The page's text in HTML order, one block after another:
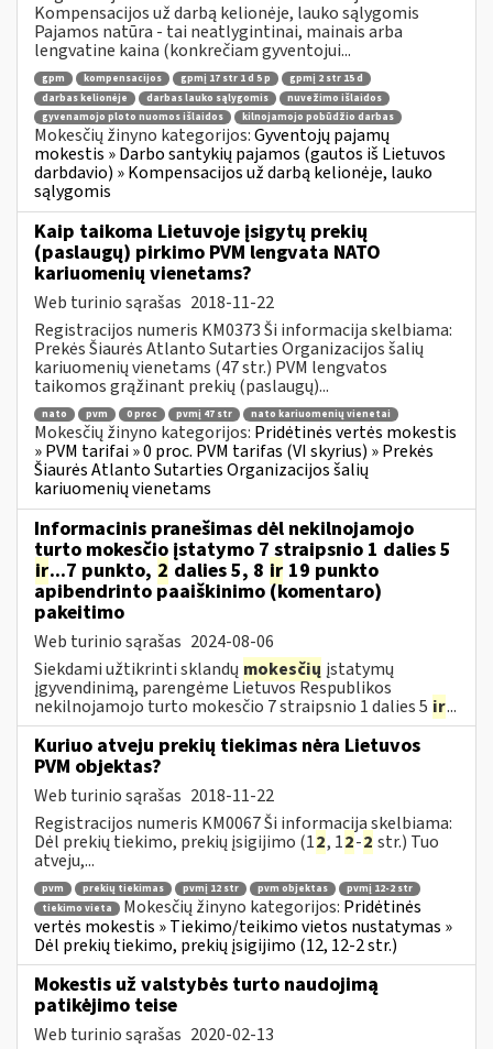
Kompensacijos už darbą kelionėje, lauko sąlygomis
Pajamos natūra - tai neatlygintinai, mainais arba
lengvatine kaina (konkrečiam gyventojui...
gpm kompensacijos gpmį 17 str 1 d 5 p
gpmį 2 str 15 d
darbas kelionėje
darbas lauko sąlygomis
nuvežimo išlaidos
gyvenamojo ploto nuomos išlaidos
kilnojamojo pobūdžio darbas
Mokesčių žinyno kategorijos:Gyventojų pajamų
mokestis » Darbo santykių pajamos (gautos iš Lietuvos
darbdavio) » Kompensacijos už darbą kelionėje, lauko
sąlygomis
Kaip taikoma Lietuvoje įsigytų prekių
(paslaugų) pirkimo PVM lengvata NATO
kariuomenių vienetams?
Web turinio sąrašas 2018-11-22
Registracijos numeris KM0373 Ši informacija skelbiama:
Prekės Šiaurės Atlanto Sutarties Organizacijos šalių
kariuomenių vienetams (47 str.) PVM lengvatos
taikomos grąžinant prekių (paslaugų)...
nato pvm 0 proc pvmį 47 str nato kariuomenių vienetai
Mokesčių žinyno kategorijos: Pridėtinės vertės mokestis
» PVM tarifai » 0 proc. PVM tarifas (VI skyrius) » Prekės
Šiaurės Atlanto Sutarties Organizacijos šalių
kariuomenių vienetams
Informacinis pranešimas dėl nekilnojamojo
turto mokesčio įstatymo 7 straipsnio 1 dalies 5
ir...7 punkto, 2 dalies 5, 8 ir 19 punkto
apibendrinto paaiškinimo (komentaro)
pakeitimo
Web turinio sąrašas 2024-08-06
Siekdami užtikrinti sklandų mokesčių įstatymų
įgyvendinimą, parengėme Lietuvos Respublikos
nekilnojamojo turto mokesčio 7 straipsnio 1 dalies 5 ir...
Kuriuo atveju prekių tiekimas nėra Lietuvos
PVM objektas?
Web turinio sąrašas 2018-11-22
Registracijos numeris KM0067 Ši informacija skelbiama:
Dėl prekių tiekimo, prekių įsigijimo (12, 12-2 str.) Tuo
atveju,...
pvm prekių tiekimas pvmį 12 str pvm objektas
pvmį 12-2 str
tiekimo vieta
Mokesčių žinyno kategorijos: Pridėtinės
vertės mokestis » Tiekimo/teikimo vietos nustatymas »
Dėl prekių tiekimo, prekių įsigijimo (12, 12-2 str.)
Mokestis už valstybės turto naudojimą
patikėjimo teise
Web turinio sąrašas 2020-02-13